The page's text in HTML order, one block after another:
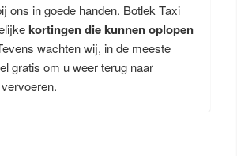
ons in goede handen. Botlek Taxi
kortingen die kunnen oplopen
wachten wij, in de meeste
gratis om u weer terug naar